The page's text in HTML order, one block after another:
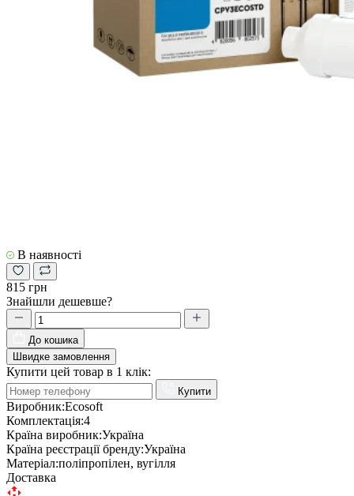
В наявності
815 грн
Знайшли дешевше?
До кошика
Швидке замовлення
Купити цей товар в 1 клік:
Купити
Виробник:Ecosoft
Комплектація:4
Країна виробник:Україна
Країна реєстрації бренду:Україна
Матеріал:поліпропілен, вугілля
Доставка